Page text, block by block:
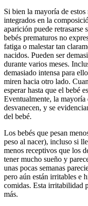
Si bien la mayoría de
integrados en la
aparición puede retrasarse
bebés prematuros no
fatiga o malestar tan
nacidos. Pueden ser
durante varios meses.
demasiado intensa para
miren hacia otro lado.
esperar hasta que el bebé
Eventualmente, la mayoría
desvanecen, y se
del bebé.
Los bebés que pesan
peso al nacer), incluso si
menos receptivos que los
tener mucho sueño y
unas pocas semanas
pero aún están irritables e
comidas. Esta irritabilidad
más.